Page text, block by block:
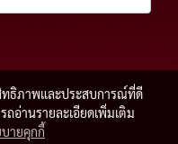
ทธิภาพและประสบการณ์ที่ดี
ถอ่านรายละเอียดเพิ่มเติม
ายคุกกี้